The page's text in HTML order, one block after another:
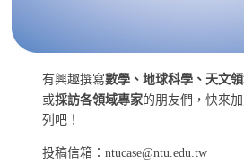
有興趣撰寫數學、地球科學、天文
或採訪各領域專家的朋友們，快來
列吧！
投稿信箱：ntucase@ntu.edu.tw